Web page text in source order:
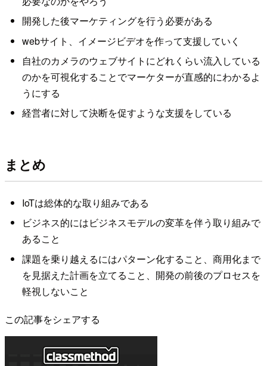
開発した後マーケティングを行う必要がある
webサイト、イメージビデオを作って支援していく
自社のカメラのウェブサイトにどれくらい流入している
のかを可視化することでマーケターが直感的にわかるよ
うにする
経営者に対して決断を促すような支援をしている
まとめ
IoTは総体的な取り組みである
ビジネス的にはビジネスモデルの変革を伴う取り組みで
あること
課題を乗り越えるにはパターン化すること、商用化まで
を見据えた計画を立てること、開発の前後のプロセスを
軽視しないこと
この記事をシェアする